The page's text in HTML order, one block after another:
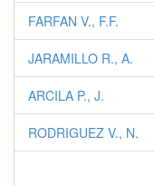
FARFAN V., F.F.
JARAMILLO R., A.
ARCILA P., J.
RODRIGUEZ V., N.